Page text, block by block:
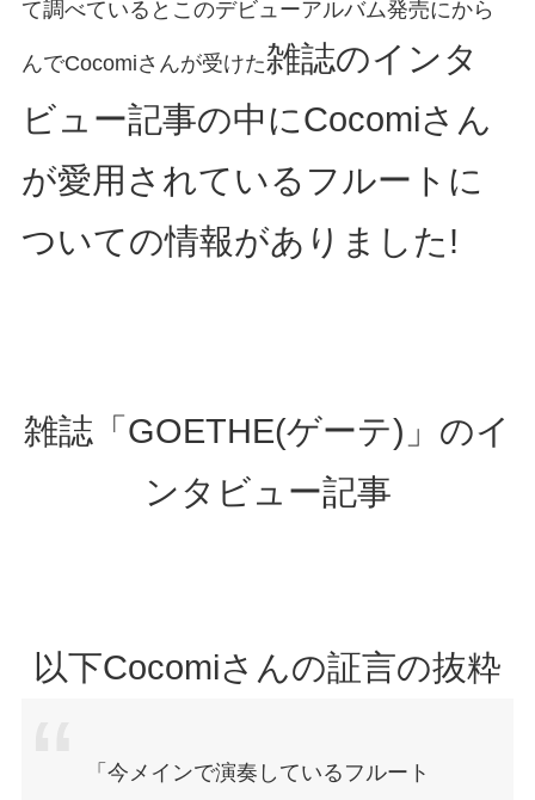
て調べているとこのデビューアルバム発売にから
んでCocomiさんが受けた雑誌のインタ
ビュー記事の中にCocomiさん
が愛用されているフルートに
ついての情報がありました!
雑誌「GOETHE(ゲーテ)」のイ
ンタビュー記事
以下Cocomiさんの証言の抜粋
「今メインで演奏しているフルート